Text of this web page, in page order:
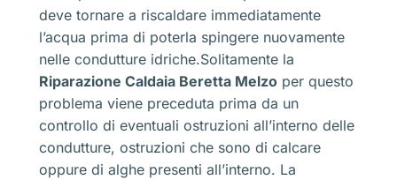
deve tornare a riscaldare immediatamente
l’acqua prima di poterla spingere nuovamente
nelle condutture idriche.Solitamente la
Riparazione Caldaia Beretta Melzo per questo
problema viene preceduta prima da un
controllo di eventuali ostruzioni all’interno delle
condutture, ostruzioni che sono di calcare
oppure di alghe presenti all’interno. La